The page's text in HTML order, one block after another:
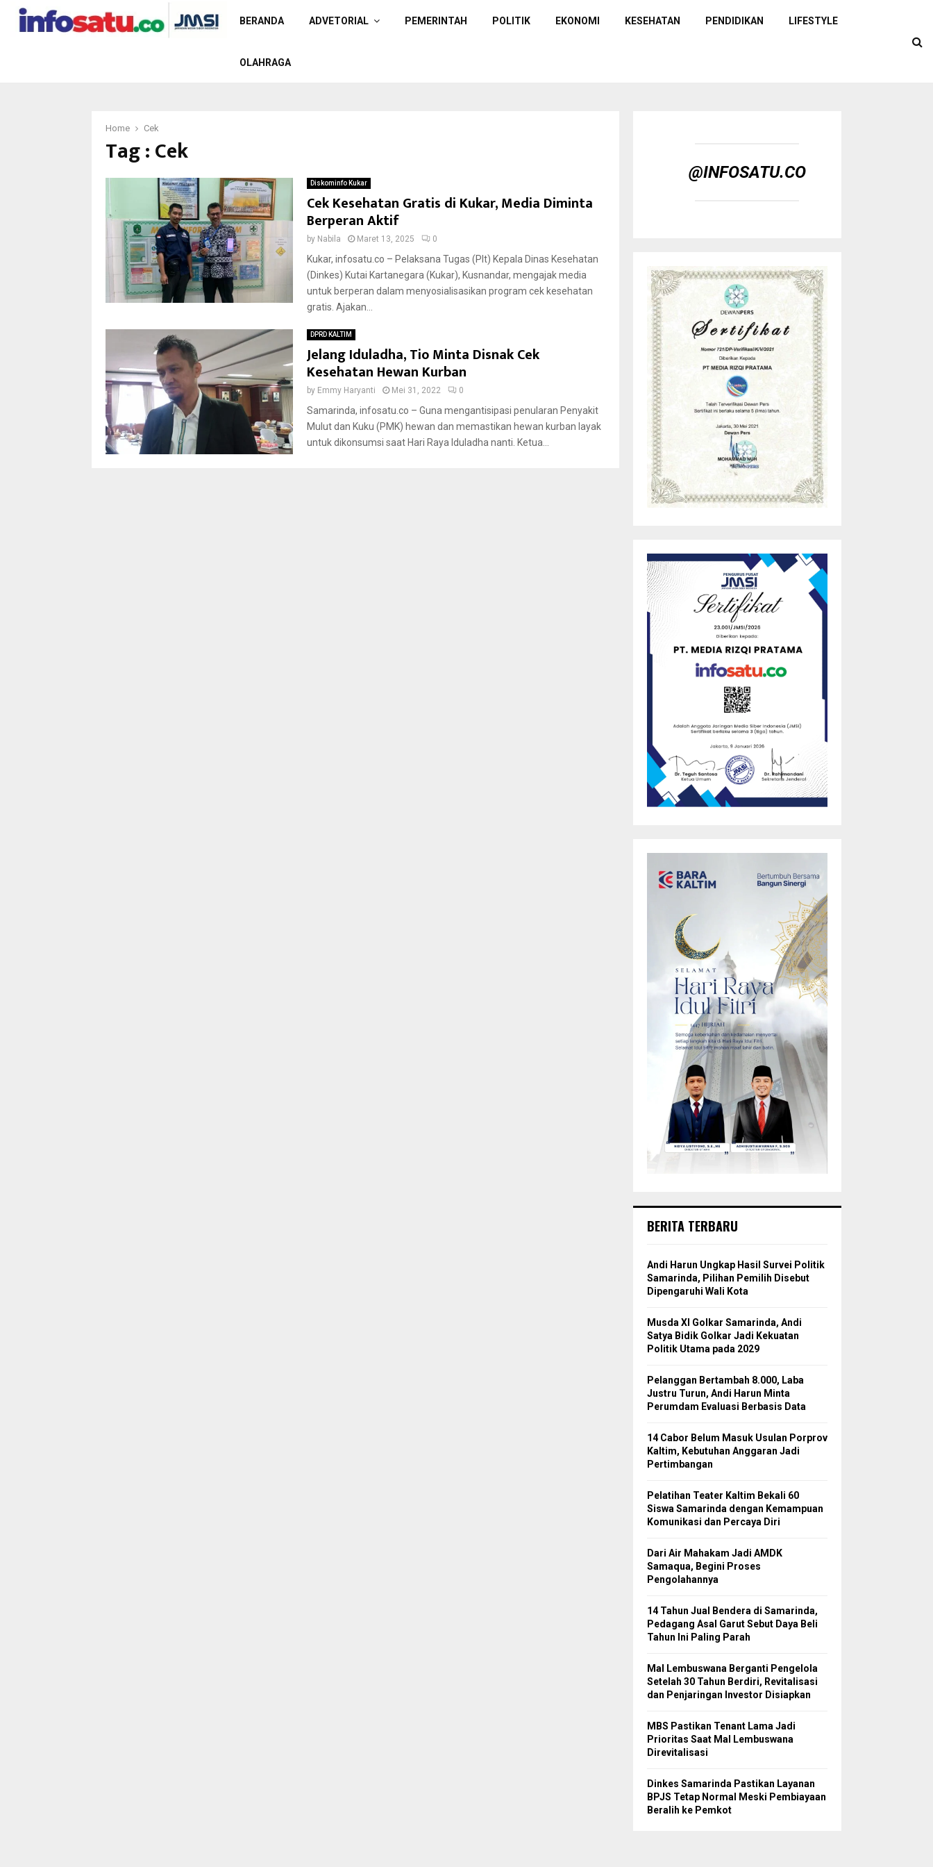
BERANDA ADVETORIAL PEMERINTAH POLITIK EKONOMI KESEHATAN PENDIDIKAN LIFESTYLE
OLAHRAGA
Home Cek
Tag : Cek
Diskominfo Kukar
Cek Kesehatan Gratis di Kukar, Media Diminta
Berperan Aktif
by Nabila Maret 13, 2025 0
Kukar, infosatu.co – Pelaksana Tugas (Plt) Kepala Dinas Kesehatan
(Dinkes) Kutai Kartanegara (Kukar), Kusnandar, mengajak media
untuk berperan dalam menyosialisasikan program cek kesehatan
gratis. Ajakan...
DPRD KALTIM
Jelang Iduladha, Tio Minta Disnak Cek
Kesehatan Hewan Kurban
by Emmy Haryanti Mei 31, 2022 0
Samarinda, infosatu.co – Guna mengantisipasi penularan Penyakit
Mulut dan Kuku (PMK) hewan dan memastikan hewan kurban layak
untuk dikonsumsi saat Hari Raya Iduladha nanti. Ketua...
@INFOSATU.CO
BERITA TERBARU
Andi Harun Ungkap Hasil Survei Politik
Samarinda, Pilihan Pemilih Disebut
Dipengaruhi Wali Kota
Musda XI Golkar Samarinda, Andi
Satya Bidik Golkar Jadi Kekuatan
Politik Utama pada 2029
Pelanggan Bertambah 8.000, Laba
Justru Turun, Andi Harun Minta
Perumdam Evaluasi Berbasis Data
14 Cabor Belum Masuk Usulan Porprov
Kaltim, Kebutuhan Anggaran Jadi
Pertimbangan
Pelatihan Teater Kaltim Bekali 60
Siswa Samarinda dengan Kemampuan
Komunikasi dan Percaya Diri
Dari Air Mahakam Jadi AMDK
Samaqua, Begini Proses
Pengolahannya
14 Tahun Jual Bendera di Samarinda,
Pedagang Asal Garut Sebut Daya Beli
Tahun Ini Paling Parah
Mal Lembuswana Berganti Pengelola
Setelah 30 Tahun Berdiri, Revitalisasi
dan Penjaringan Investor Disiapkan
MBS Pastikan Tenant Lama Jadi
Prioritas Saat Mal Lembuswana
Direvitalisasi
Dinkes Samarinda Pastikan Layanan
BPJS Tetap Normal Meski Pembiayaan
Beralih ke Pemkot